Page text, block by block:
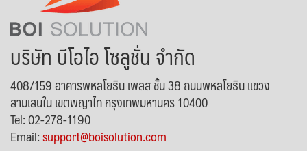
บริษัท บีโอไอ โซลูชั่น จำกัด
408/159 อาคารพหลโยธิน เพลส ชั้น 38 ถนนพหลโยธิน แขวง
สามเสนใน เขตพญาไท กรุงเทพมหานคร 10400
Tel: 02-278-1190
Email:support@boisolution.com